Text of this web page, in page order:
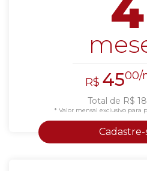
R$ 4500/
Total de R$
* Valor mensal exclusivo para
Cadastre-